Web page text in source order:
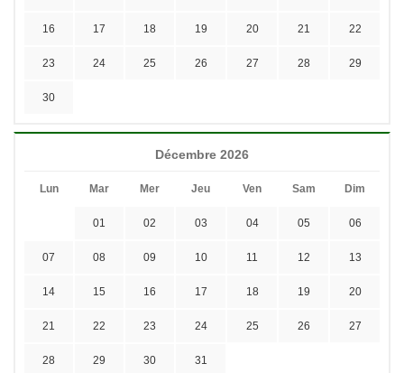
16 17 18 19 20 21 22
23 24 25 26 27 28 29
30
Décembre 2026
Lun Mar Mer Jeu Ven Sam Dim
01 02 03 04 05 06
07 08 09 10 11 12 13
14 15 16 17 18 19 20
21 22 23 24 25 26 27
28 29 30 31